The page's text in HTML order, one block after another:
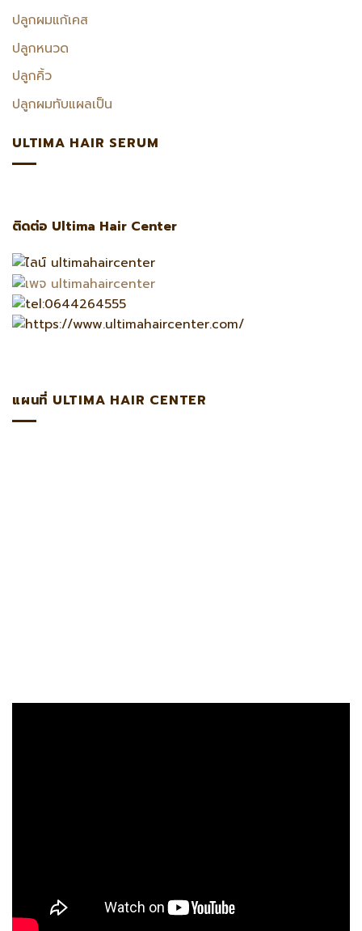
ปลูกผมแก้เคส
ปลูกหนวด
ปลูกคิ้ว
ปลูกผมทับแผลเป็น
ULTIMA HAIR SERUM
ติดต่อ Ultima Hair Center
แผนที่ ULTIMA HAIR CENTER